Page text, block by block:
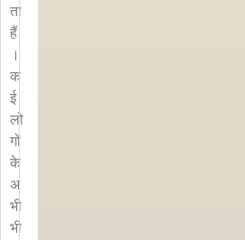
ता
हैं
।
क
ई
लो
गों
के
अ
भी
भी